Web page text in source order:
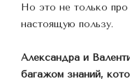
Но это не только
настоящую пользу.
Александра и
багажом знаний,